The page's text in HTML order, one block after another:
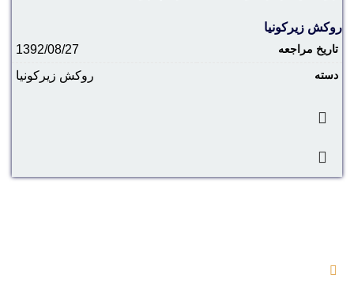
روکش زیرکونیا
تاریخ مراجعه 1392/08/27
دسته روکش زیرکونیا